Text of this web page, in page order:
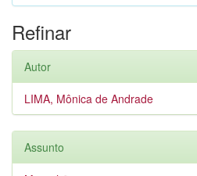
Refinar
Autor
LIMA, Mônica de Andrade
Assunto